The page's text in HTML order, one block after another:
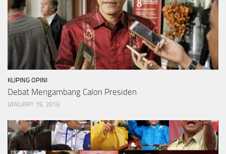
KLIPING OPINI
Debat Mengambang Calon Presiden
JANUARY 19, 2019